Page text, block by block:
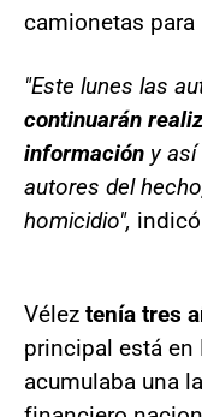
camionetas
"Este lunes las
continuarán
información y
autores del
homicidio",
Vélez tenía tres
principal está en
acumulaba una